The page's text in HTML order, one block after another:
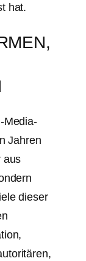
hat.
K
Media-
Jahren
aus
dieser